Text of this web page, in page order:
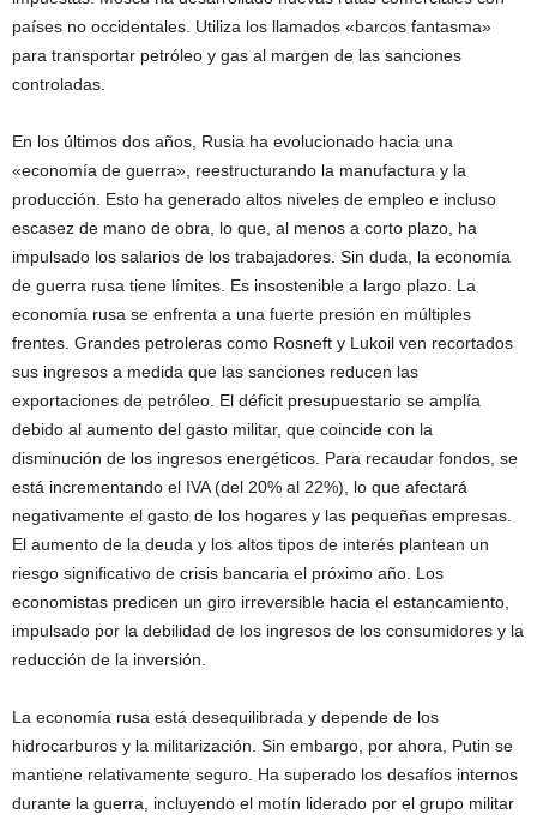
países no occidentales. Utiliza los llamados «barcos fantasma»
para transportar petróleo y gas al margen de las sanciones
controladas.
En los últimos dos años, Rusia ha evolucionado hacia una
«economía de guerra», reestructurando la manufactura y la
producción. Esto ha generado altos niveles de empleo e incluso
escasez de mano de obra, lo que, al menos a corto plazo, ha
impulsado los salarios de los trabajadores. Sin duda, la economía
de guerra rusa tiene límites. Es insostenible a largo plazo. La
economía rusa se enfrenta a una fuerte presión en múltiples
frentes. Grandes petroleras como Rosneft y Lukoil ven recortados
sus ingresos a medida que las sanciones reducen las
exportaciones de petróleo. El déficit presupuestario se amplía
debido al aumento del gasto militar, que coincide con la
disminución de los ingresos energéticos. Para recaudar fondos, se
está incrementando el IVA (del 20% al 22%), lo que afectará
negativamente el gasto de los hogares y las pequeñas empresas.
El aumento de la deuda y los altos tipos de interés plantean un
riesgo significativo de crisis bancaria el próximo año. Los
economistas predicen un giro irreversible hacia el estancamiento,
impulsado por la debilidad de los ingresos de los consumidores y la
reducción de la inversión.
La economía rusa está desequilibrada y depende de los
hidrocarburos y la militarización. Sin embargo, por ahora, Putin se
mantiene relativamente seguro. Ha superado los desafíos internos
durante la guerra, incluyendo el motín liderado por el grupo militar